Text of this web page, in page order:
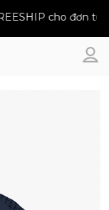
cho đơn từ